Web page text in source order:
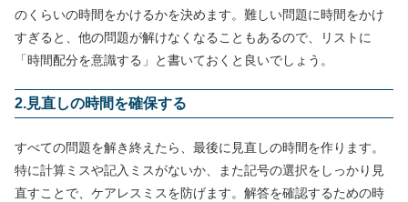
のくらいの時間をかけるかを決めます。難しい問題に時間をかけ
すぎると、他の問題が解けなくなることもあるので、リストに
「時間配分を意識する」と書いておくと良いでしょう。
2.見直しの時間を確保する
すべての問題を解き終えたら、最後に見直しの時間を作ります。
特に計算ミスや記入ミスがないか、また記号の選択をしっかり見
直すことで、ケアレスミスを防げます。解答を確認するための時